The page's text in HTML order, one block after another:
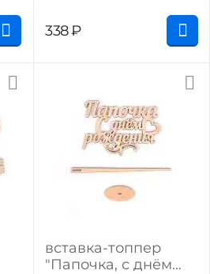
338₽
вставка-топпер
"Папочка, с днём